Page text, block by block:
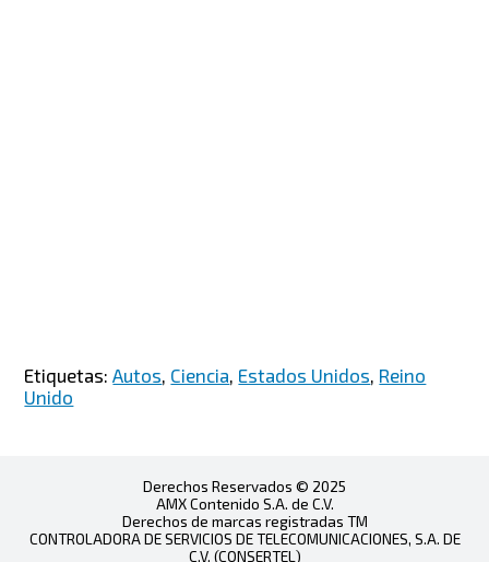
Etiquetas:Autos, Ciencia, Estados Unidos, Reino
Unido
Derechos Reservados © 2025
AMX Contenido S.A. de C.V.
Derechos de marcas registradas TM
CONTROLADORA DE SERVICIOS DE TELECOMUNICACIONES, S.A. DE
C.V. (CONSERTEL)